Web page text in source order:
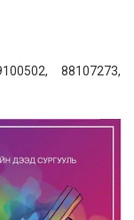
88107273,